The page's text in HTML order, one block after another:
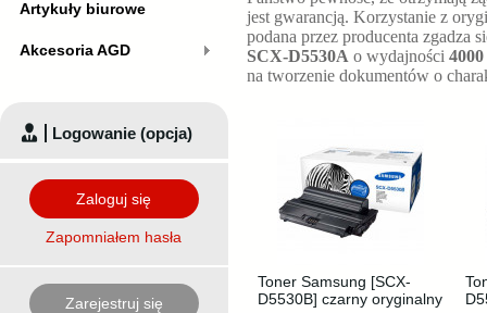
jest gwarancją. Korzystanie z
podana przez producenta zgadza
SCX-D5530A o wydajności
na tworzenie dokumentów o
Toner Samsung [SCX-
D5530B] czarny oryginalny
Artykuły biurowe
Akcesoria AGD
Logowanie (opcja)
Zaloguj się
Zapomniałem hasła
Zarejestruj się